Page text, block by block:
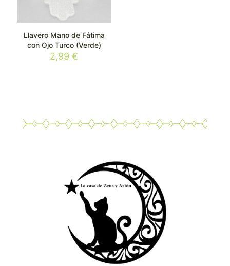
Llavero Mano de Fátima
con Ojo Turco (Verde)
2,99€